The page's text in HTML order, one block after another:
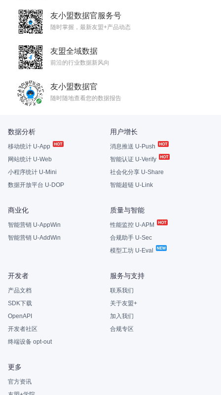
友小盟数据官服务号
随时掌握，最新友盟+产品动态
友盟全域数据
前沿的行业数据新风向
友小盟数据官
随时随地查看您的数据报告
数据分析
移动统计 U-App
网站统计 U-Web
小程序统计 U-Mini
数据开放平台 U-DOP
用户增长
消息推送 U-Push
智能认证 U-Verify
社会化分享 U-Share
智能超链 U-Link
商业化
智能营销 U-AppWin
智能营销 U-AddWin
质量与智能
性能监控 U-APM
合规助手 U-Sec
模型工坊 U-Eval
开发者
产品文档
SDK下载
OpenAPI
开发者社区
终端设备 opt-out
服务与支持
联系我们
关于友盟+
加入我们
合规专区
更多
官方资讯